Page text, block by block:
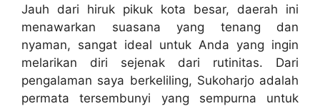
Jauh dari hiruk pikuk kota besar, daerah ini
menawarkan suasana yang tenang dan
nyaman, sangat ideal untuk Anda yang ingin
melarikan diri sejenak dari rutinitas. Dari
pengalaman saya berkeliling, Sukoharjo adalah
permata tersembunyi yang sempurna untuk